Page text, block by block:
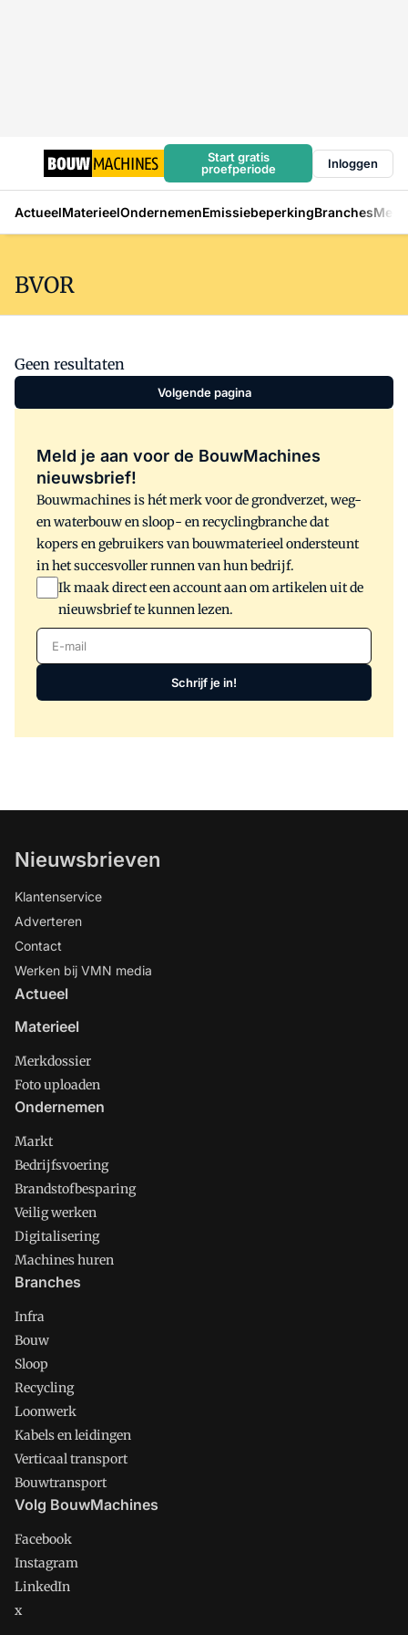
Start gratis
proefperiode
Inloggen
ActueelMaterieelOndernemenEmissiebeperkingBranches
BVOR
Geen resultaten
Volgende pagina
Meld je aan voor de BouwMachines
nieuwsbrief!
Bouwmachines is hét merk voor de grondverzet, weg-
en waterbouw en sloop- en recyclingbranche dat
kopers en gebruikers van bouwmaterieel ondersteunt
in het succesvoller runnen van hun bedrijf.
Ik maak direct een account aan om artikelen uit de
nieuwsbrief te kunnen lezen.
E-mail
Schrijf je in!
Nieuwsbrieven
Klantenservice
Adverteren
Contact
Werken bij VMN media
Actueel
Materieel
Merkdossier
Foto uploaden
Ondernemen
Markt
Bedrijfsvoering
Brandstofbesparing
Veilig werken
Digitalisering
Machines huren
Branches
Infra
Bouw
Sloop
Recycling
Loonwerk
Kabels en leidingen
Verticaal transport
Bouwtransport
Volg BouwMachines
Facebook
Instagram
LinkedIn
x